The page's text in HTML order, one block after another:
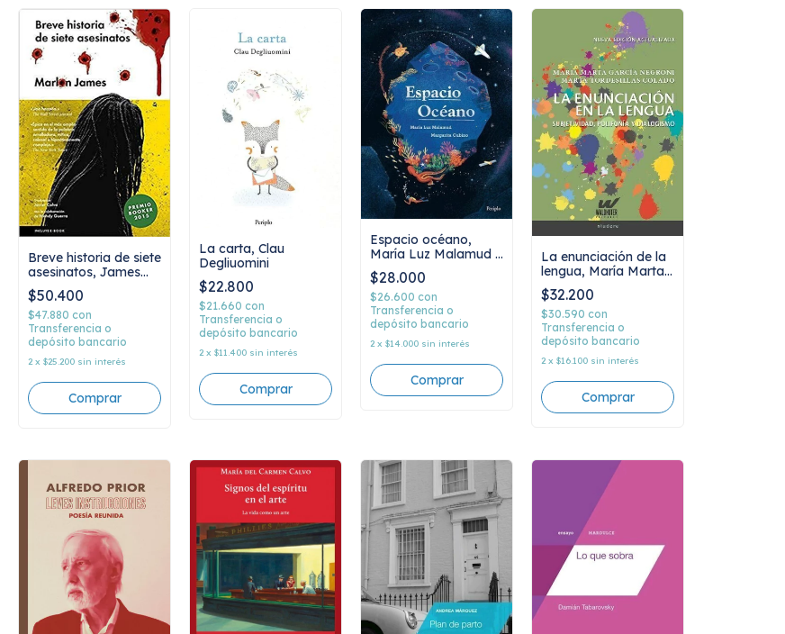
Breve historia de siete
asesinatos, James
Marlon
$50.400
$47.880 con
Transferencia o
depósito bancario
2 x $25.200 sin interés
La carta, Clau
Degliuomini
$22.800
$21.660 con
Transferencia o
depósito bancario
2 x $11.400 sin interés
Espacio océano,
María Luz Malamud y
Margarita Cubino
$28.000
$26.600 con
Transferencia o
depósito bancario
2 x $14.000 sin interés
La enunciación de la
lengua, María Marta
García Negroni y
Marta Tordesillas
Colado
$32.200
$30.590 con
Transferencia o
depósito bancario
2 x $16.100 sin interés